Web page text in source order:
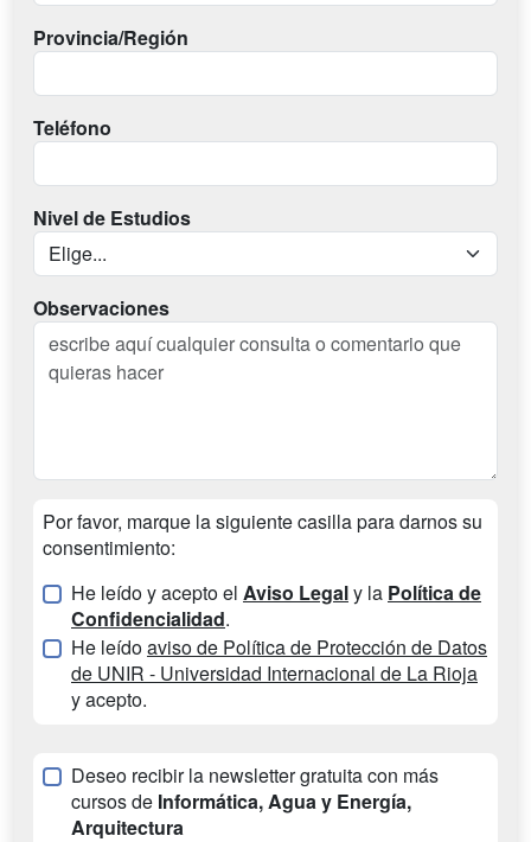
Provincia/Región
Teléfono
Nivel de Estudios
Observaciones
Por favor, marque la siguiente casilla para darnos su
consentimiento:
He leído y acepto el Aviso Legaly la Política de
Confidencialidad.
He leídoaviso de Política de Protección de Datos
de UNIR - Universidad Internacional de La Rioja
y acepto.
Deseo recibir la newsletter gratuita con más
cursos de Informática, Agua y Energía,
Arquitectura